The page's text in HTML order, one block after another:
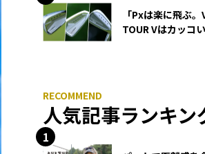
「Pxは楽に飛ぶ
TOUR Vはカッコ
人気記事ランキン